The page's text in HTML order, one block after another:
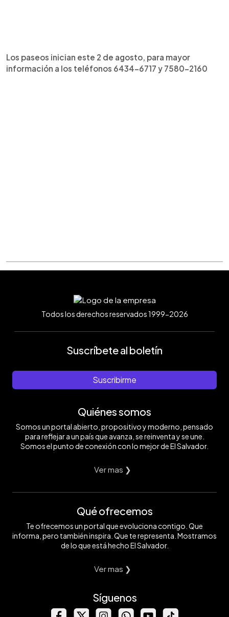
Los paseos inician este 2 de agosto, para mayor
información a los teléfonos 6434-6717 y 7580-2160
Todos los derechos reservados 1999-2026
Suscríbete al boletín
Suscribirme
Quiénes somos
Somos un portal abierto, propositivo y moderno, pensado
para reflejar a un país que avanza, se reinventa y se une.
Somos el punto de conexión con lo mejor de El Salvador.
Ver mas ❯
Qué ofrecemos
Te ofrecemos un portal que evoluciona contigo. Que
informa, pero también inspira. Que te representa. Mostramos
de lo que está hecho El Salvador.
Ver mas ❯
Síguenos